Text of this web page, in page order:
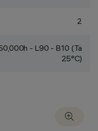
2
- L90 - B10 (Ta
25°C)